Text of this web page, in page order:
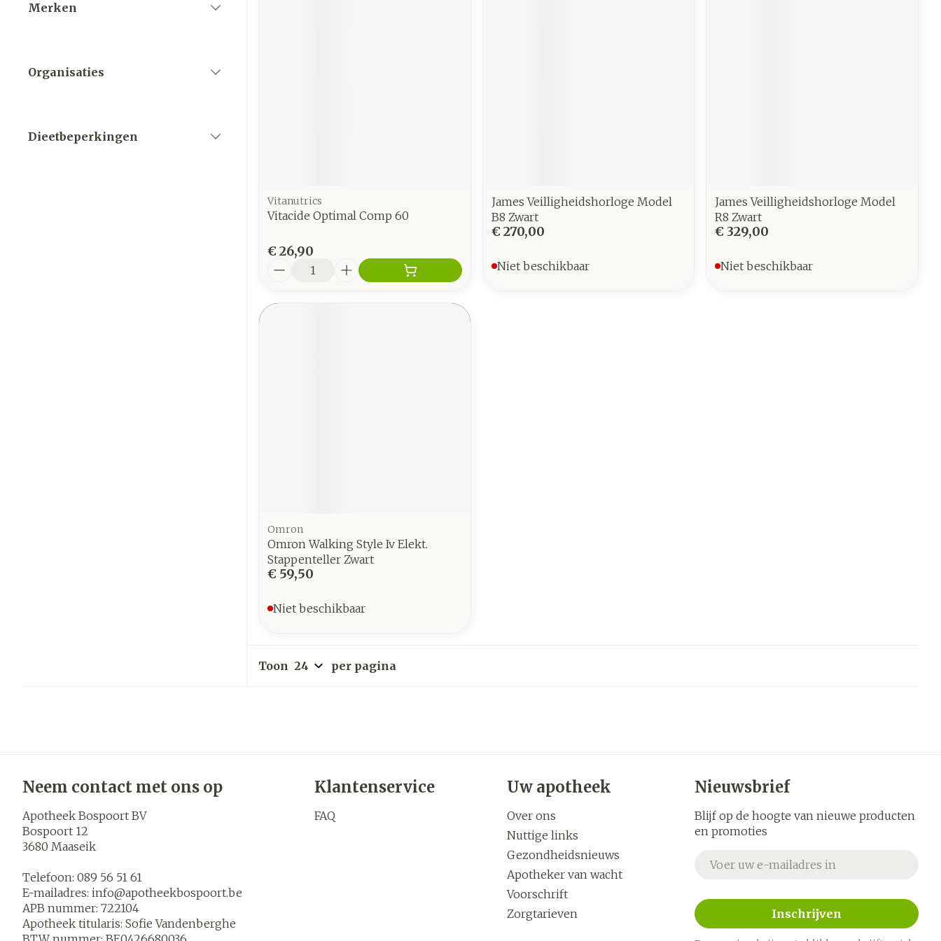
Merken
Organisaties
Dieetbeperkingen
Vitanutrics
Vitacide Optimal Comp 60
€ 26,90
James Veilligheidshorloge Model
B8 Zwart
€ 270,00
Niet beschikbaar
James Veilligheidshorloge Model
R8 Zwart
€ 329,00
Niet beschikbaar
Omron
Omron Walking Style Iv Elekt.
Stappenteller Zwart
€ 59,50
Niet beschikbaar
Toon per pagina
Neem contact met ons op
Apotheek Bospoort BV
Bospoort 12
3680 Maaseik
Telefoon: 089 56 51 61
E-mailadres: info@apotheekbospoort.be
APB nummer: 722104
Apotheek titularis: Sofie Vandenberghe
Klantenservice
FAQ
Uw apotheek
Over ons
Nuttige links
Gezondheidsnieuws
Apotheker van wacht
Voorschrift
Zorgtarieven
Nieuwsbrief
Blijf op de hoogte van nieuwe producten
en promoties
Inschrijven